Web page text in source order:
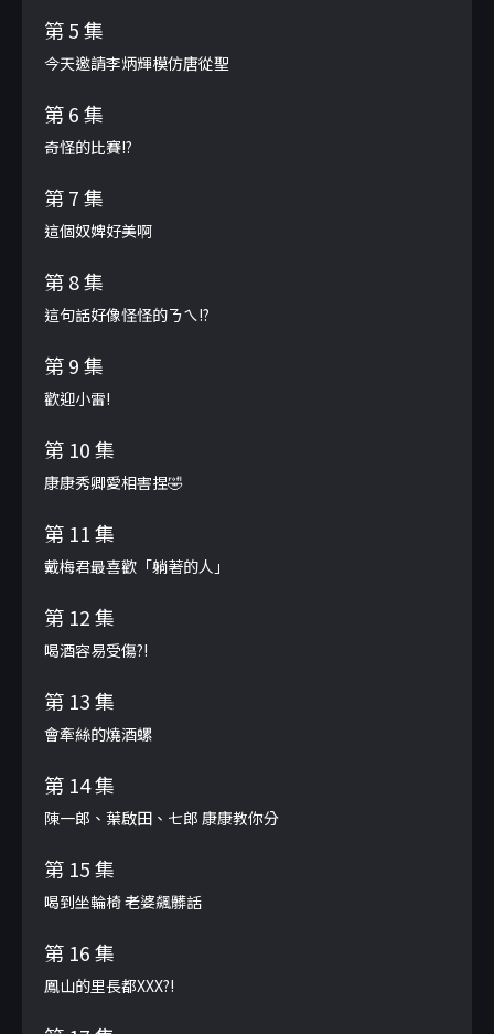
第 5 集
今天邀請李炳輝模仿唐從聖
第 6 集
奇怪的比賽!?
第 7 集
這個奴婢好美啊
第 8 集
這句話好像怪怪的ㄋㄟ!?
第 9 集
歡迎小雷!
第 10 集
康康秀卿愛相害捏🤣
第 11 集
戴梅君最喜歡「躺著的人」
第 12 集
喝酒容易受傷?!
第 13 集
會牽絲的燒酒螺
第 14 集
陳一郎、葉啟田、七郎 康康教你分
第 15 集
喝到坐輪椅 老婆飆髒話
第 16 集
鳳山的里長都XXX?!